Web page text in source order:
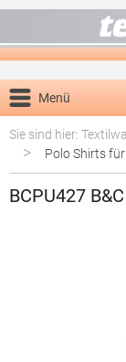
Menü
Sie sind hier:
> Polo Shirts
BCPU427